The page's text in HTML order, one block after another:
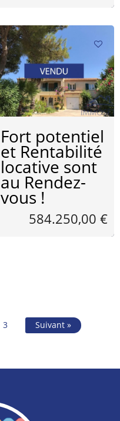
Fort potentiel
et Rentabilité
locative sont
au Rendez-
vous !
584.250,00 €
3 Suivant »